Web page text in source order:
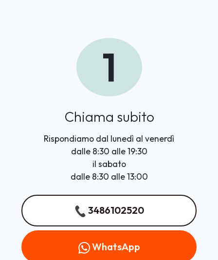
1
Chiama subito
Rispondiamo dal lunedì al venerdì
dalle 8:30 alle 19:30
il sabato
dalle 8:30 alle 13:00
3486102520
WhatsApp